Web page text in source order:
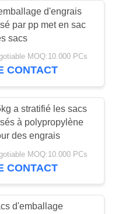
19
d'engrais
par pp met en sac
sacs
MOQ:10.000 PCs
CONTACT
a stratifié les sacs
à polypropylène
des engrais
MOQ:10.000 PCs
CONTACT
d'emballage